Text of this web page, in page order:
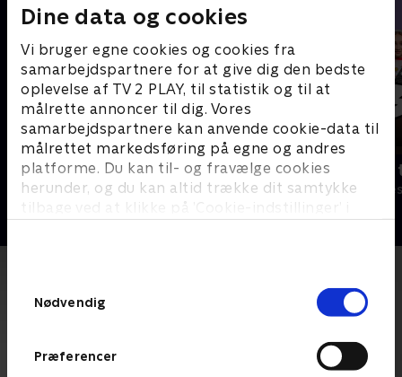
Dine data og cookies
Vi bruger egne cookies og cookies fra
samarbejdspartnere for at give dig den bedste
oplevelse af TV 2 PLAY, til statistik og til at
målrette annoncer til dig. Vores
samarbejdspartnere kan anvende cookie-data til
målrettet markedsføring på egne og andres
platforme. Du kan til- og fravælge cookies
herunder, og du kan altid trække dit samtykke
tilbage ved at klikke på ’Cookie-indstillinger’ i
Nødvendig
Præferencer
Robssons (dansk tale)
Komedie • 1 sæsoner
Bert (dansk
Komedie • 1